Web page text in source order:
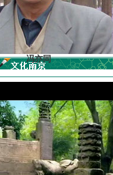
冯亦同